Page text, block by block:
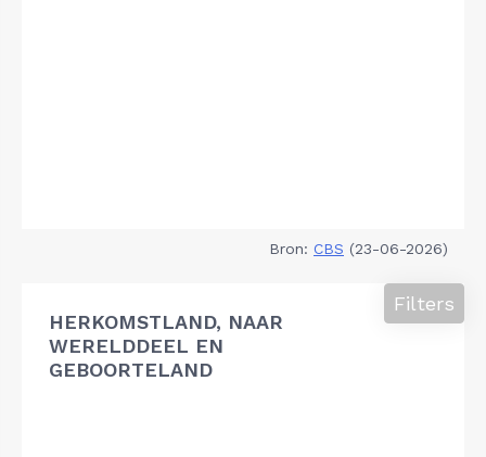
Bron: CBS (23-06-2026)
HERKOMSTLAND, NAAR
WERELDDEEL EN
GEBOORTELAND
Filters